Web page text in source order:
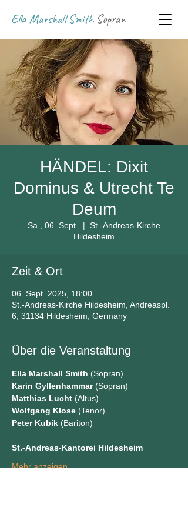
Ella Marshall Smith Sopran
HÄNDEL: Dixit
Dominus & Utrecht Te
Deum
Sa., 06. Sept.
  |
St.-Andreas-Kirche
Hildesheim
Zeit & Ort
06. Sept. 2025, 18:00
St.-Andreas-Kirche Hildesheim, Andreaspl.
6, 31134 Hildesheim, Germany
Über die Veranstaltung
Ella Marshall Smith (Sopran)
Karin Gyllenhammar (Sopran)
Matthias Lucht (Altus)
Wolfgang Klose (Tenor)
Peter Kubik (Bariton)
St.-Andreas-Kantorei Hildesheim
Mehr anzeigen